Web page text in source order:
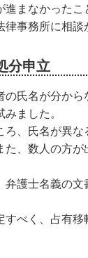
進まなかった
事務所に相談
分申立
氏名が分から
ました。
、氏名が異な
、数人の方が
護士名義の文
べく、占有移